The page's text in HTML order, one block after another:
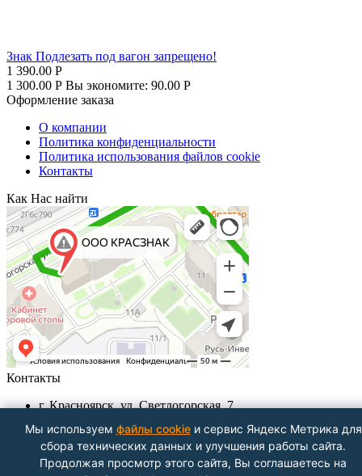
Знак Подлезать под вагон запрещено!
1 390.00 Р
1 300.00 Р Вы экономите: 90.00 Р
Оформление заказа
О компании
Политика конфиденциальности
Политика использования файлов cookie
Контакты
Как Нас найти
Контакты
г. Красноярск, ул. Светлогорская, 7
Пн-Пт с 9.00 - до 18.00
info@krasznak24.ru
Посмотреть на карте
Мы используем файлы cookieи сервис Яндекс Метрика для
сбора технических данных и улучшения работы сайта.
Продолжая просмотр этого сайта, Вы соглашаетесь на